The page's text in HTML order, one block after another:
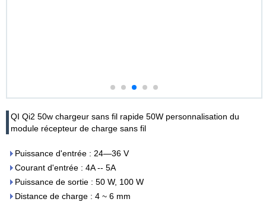
QI Qi2 50w chargeur sans fil rapide 50W personnalisation du
module récepteur de charge sans fil
Puissance d'entrée : 24—36 V
Courant d'entrée : 4A -- 5A
Puissance de sortie : 50 W, 100 W
Distance de charge : 4 ~ 6 mm